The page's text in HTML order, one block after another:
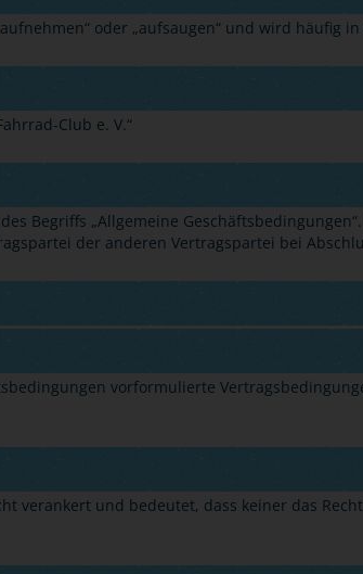
aufnehmen“ oder „aufsaugen“ und wird häufig in
Club e. V.“
Begriffs „Allgemeine Geschäftsbedingungen“
der anderen Vertragspartei bei
vorformulierte
verankert und bedeutet, dass keiner das